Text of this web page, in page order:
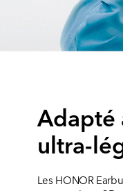
Adapté
ultra-
Les HONOR